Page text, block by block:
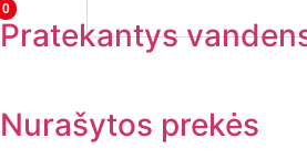
0
Pratekantys
Nurašytos prekės